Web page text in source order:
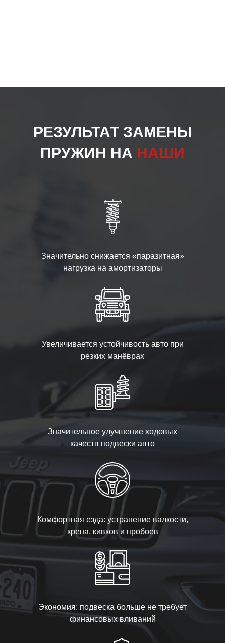
РЕЗУЛЬТАТ ЗАМЕНЫ
ПРУЖИН НА НАШИ
Значительно снижается «паразитная»
нагрузка на амортизаторы
Увеличивается устойчивость авто при
резких манёврах
Значительное улучшение ходовых
качеств подвески авто
Комфортная езда: устранение валкости,
крена, кивков и пробоев
Экономия: подвеска больше не требует
финансовых вливаний